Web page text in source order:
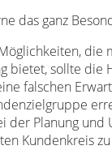
das ganz
die
bietet, sollte die
falschen
der Planung und
Kundenkreis